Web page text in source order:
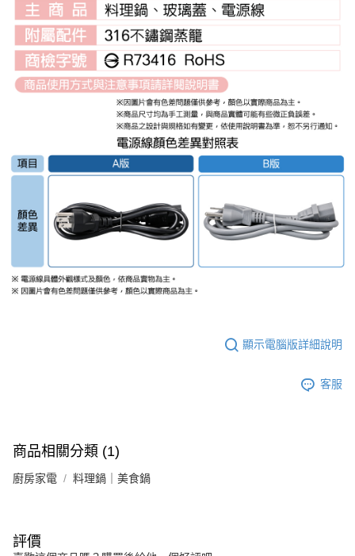
顯示電腦版詳細說明
客服
商品相關分類 (1)
廚房家電 料理鍋｜美食鍋
評價